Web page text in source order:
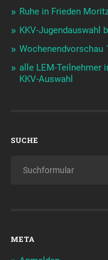
Ruhe in Frieden
KKV-Jugendauswahl
Wochenendvorschau
alle LEM-Teilnehmer
KKV-Auswahl
SUCHE
META